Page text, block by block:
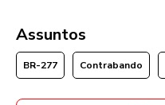
Assuntos
BR-277 Contrabando